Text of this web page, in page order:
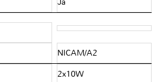
Ja
NICAM/A2
2x10W